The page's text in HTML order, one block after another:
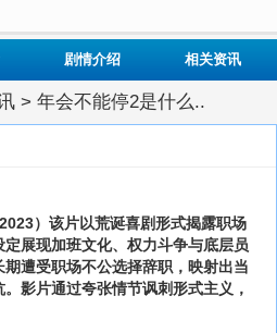
剧情介绍 相关资讯
> 年会不能停2是什么..
）该片以荒诞喜剧形式揭露职场
展现加班文化、权力斗争与底层员
遭受职场不公选择辞职，映射出当
影片通过夸张情节讽刺形式主义，